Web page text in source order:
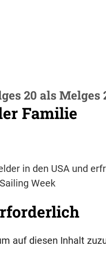
20 als
Familie
in den USA und
Week
auf diesen Inhalt